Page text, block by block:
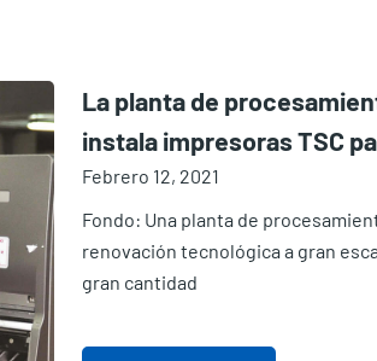
La planta de
instala impresoras TSC
Febrero 12, 2021
Fondo: Una planta de
renovación tecnológica a gran
gran cantidad